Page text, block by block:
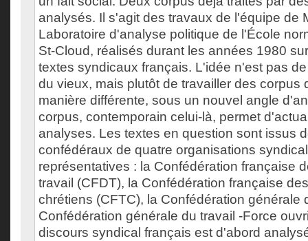
analysés. Il s'agit des travaux de l'équipe de
Laboratoire d'analyse politique de l'École
St-Cloud, réalisés durant les années 1980
textes syndicaux français. L'idée n'est pas
du vieux, mais plutôt de travailler des corpus
manière différente, sous un nouvel angle
corpus, contemporain celui-là, permet
analyses. Les textes en question sont issus
confédéraux de quatre organisations
représentatives : la Confédération française
travail (CFDT), la Confédération française
chrétiens (CFTC), la Confédération générale
Confédération générale du travail -Force
discours syndical français est d'abord